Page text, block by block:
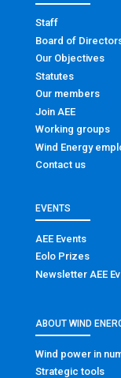
Staff
Board of
Our Objectives
Statutes
Our members
Join AEE
Working groups
Wind Energy
Contact us
EVENTS
AEE Events
Eolo Prizes
Newsletter AEE
ABOUT WIND
Wind power in
Strategic tools